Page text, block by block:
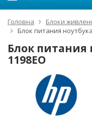
Головна Блоки
Блок питания
Блок питания
1198EO